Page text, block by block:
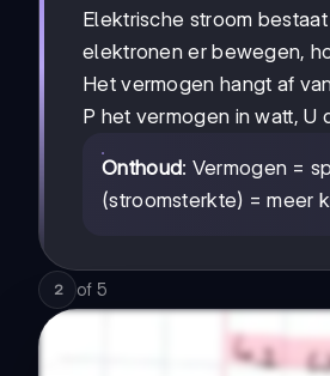
Elektrische stroom
elektronen er bewegen,
Het vermogen hangt af
P het vermogen in watt, U
Onthoud: Vermogen =
(stroomsterkte) = meer
2 of 5